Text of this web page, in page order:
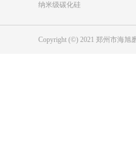
纳米级碳化硅
Copyright (©) 2021 郑州市海